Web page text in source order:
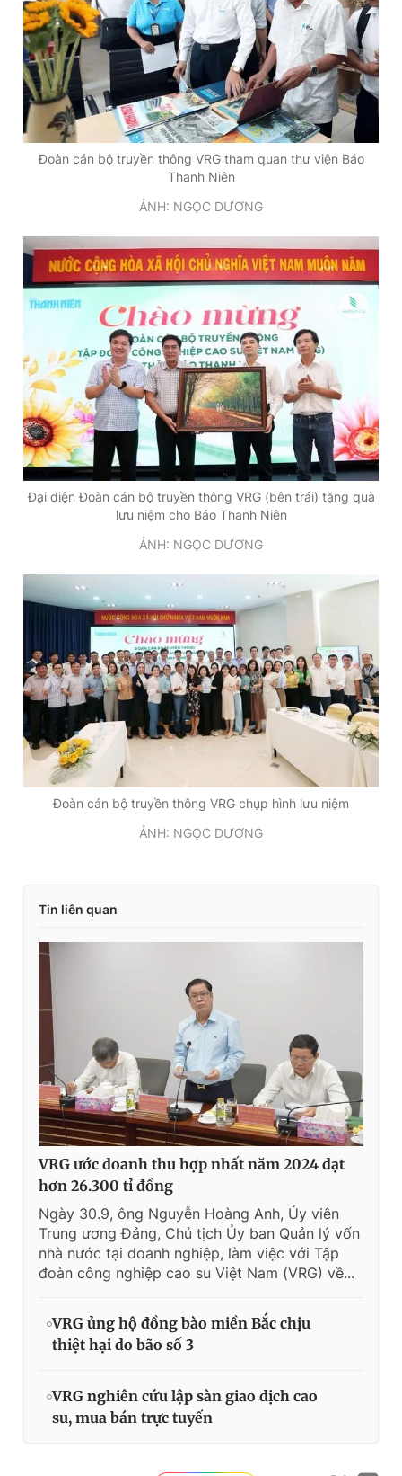
Đoàn cán bộ truyền thông VRG tham quan thư viện Báo
Thanh Niên
ẢNH: NGỌC DƯƠNG
Đại diện Đoàn cán bộ truyền thông VRG (bên trái) tặng quà
lưu niệm cho Báo Thanh Niên
ẢNH: NGỌC DƯƠNG
Đoàn cán bộ truyền thông VRG chụp hình lưu niệm
ẢNH: NGỌC DƯƠNG
Tin liên quan
VRG ước doanh thu hợp nhất năm 2024 đạt
hơn 26.300 tỉ đồng
Ngày 30.9, ông Nguyễn Hoàng Anh, Ủy viên
Trung ương Đảng, Chủ tịch Ủy ban Quản lý vốn
nhà nước tại doanh nghiệp, làm việc với Tập
đoàn công nghiệp cao su Việt Nam (VRG) về...
VRG ủng hộ đồng bào miền Bắc chịu
thiệt hại do bão số 3
VRG nghiên cứu lập sàn giao dịch cao
su, mua bán trực tuyến